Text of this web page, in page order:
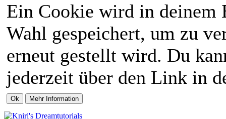
Ein Cookie wird in deinem
Wahl gespeichert, um zu
erneut gestellt wird. Du
jederzeit über den Link in